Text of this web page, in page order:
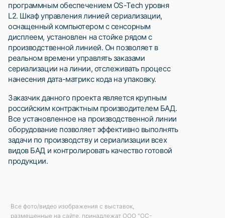
программным обеспечением OS-Tech уровня
L2. Шкаф управления линией сериализации,
оснащенный компьютером с сенсорным
дисплеем, установлен на стойке рядом с
производственной линией. Он позволяет в
реальном времени управлять заказами
сериализации на линии, отслеживать процесс
нанесения дата-матрикс кода на упаковку.
Заказчик данного проекта является крупным
российским контрактным производителем БАД.
Все установленное на производственной линии
оборудование позволяет эффективно выполнять
задачи по производству и сериализации всех
видов БАД и контролировать качество готовой
продукции.
Все фото/видео изображения с выставок,
размещенные на сайте, принадлежат ООО "ОС-